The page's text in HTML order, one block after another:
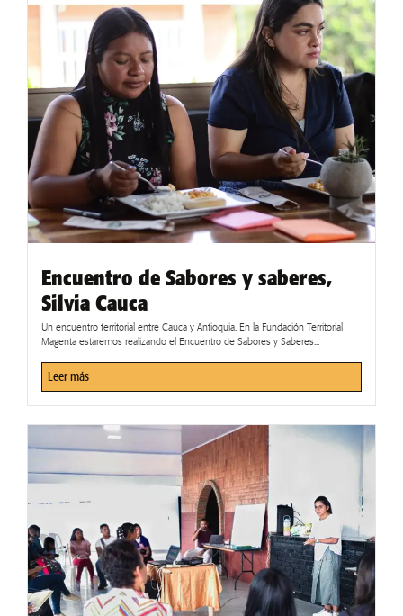
Encuentro de Sabores y saberes,
Silvia Cauca
Un encuentro territorial entre Cauca y Antioquia. En la Fundación Territorial
Magenta estaremos realizando el Encuentro de Sabores y Saberes...
Leer más